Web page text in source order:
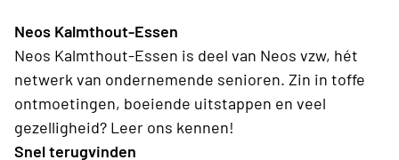
Neos Kalmthout-Essen
Neos Kalmthout-Essen is deel van Neos vzw, hét
netwerk van ondernemende senioren. Zin in toffe
ontmoetingen, boeiende uitstappen en veel
gezelligheid? Leer ons kennen!
Snel terugvinden